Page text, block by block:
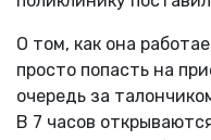
О том, как она
просто попасть на
очередь за
В 7 часов